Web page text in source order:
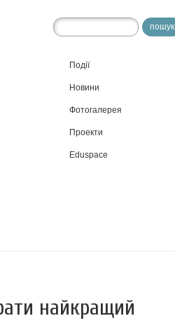
пошук
Події
Новини
Фотогалерея
Проекти
Eduspace
найкращий